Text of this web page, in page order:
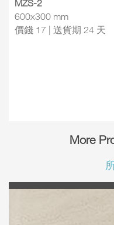
MZS-2
600x300 mm
價錢 17 | 送貨期 24 天
More